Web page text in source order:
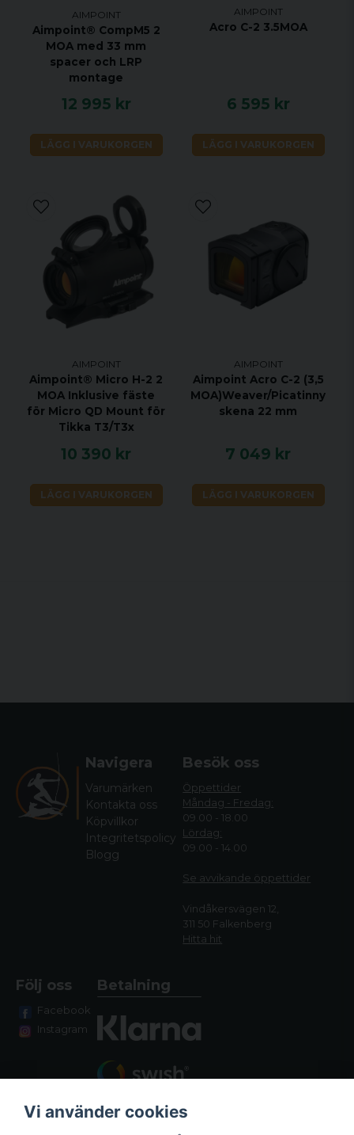
AIMPOINT
Aimpoint® CompM5 2
MOA med 33 mm
spacer och LRP
montage
12 995 kr
LÄGG I VARUKORGEN
AIMPOINT
Acro C-2 3.5MOA
6 595 kr
LÄGG I VARUKORGEN
AIMPOINT
Aimpoint® Micro H-2 2
MOA Inklusive fäste
för Micro QD Mount för
Tikka T3/T3x
10 390 kr
LÄGG I VARUKORGEN
AIMPOINT
Aimpoint Acro C-2 (3,5
MOA)Weaver/Picatinny
skena 22 mm
7 049 kr
LÄGG I VARUKORGEN
Navigera
Varumärken
Kontakta oss
Köpvillkor
Integritetspolicy
Blogg
Besök oss
Öppettider
Måndag - Fredag:
09.00 - 18.00
Lördag:
09.00 - 14.00
Se avvikande öppettider
Vindåkersvägen 12,
311 50 Falkenberg
Hitta hit
Följ oss
Facebook
Instagram
Betalning
Vi använder cookies